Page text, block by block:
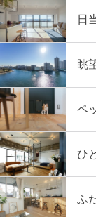
日
眺
ペ
ひ
ふ